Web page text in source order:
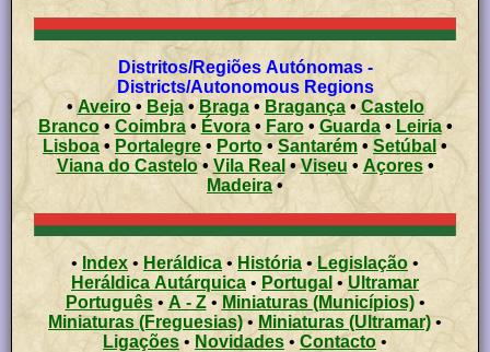
Distritos/Regiões Autónomas -
Districts/Autonomous Regions
•Aveiro• Beja• Braga• Bragança•Castelo
Branco• Coimbra• Évora• Faro• Guarda• Leiria•
Lisboa • Portalegre • Porto•Santarém • Setúbal •
Viana do Castelo• Vila Real •Viseu • Açores •
Madeira •
• Index • Heráldica • História • Legislação •
Heráldica Autárquica • Portugal • Ultramar
Português• A - Z•Miniaturas (Municípios)•
Miniaturas (Freguesias)• Miniaturas (Ultramar)•
Ligações • Novidades • Contacto •